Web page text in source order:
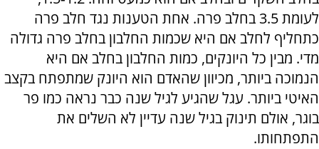
לעומת 3.5 בחלב פרה. אחת הטענות נגד חלב פרה
כתחליף לחלב אם היא שכמות החלבון בחלב פרה גדולה
מדי. מבין כל היונקים, כמות החלבון בחלב אם היא
הנמוכה ביותר, מכיוון שהאדם הוא היונק שמתפתח בקצב
האיטי ביותר. עגל שהגיע לגיל שנה כבר נראה כמו פר
בוגר, אולם תינוק בגיל שנה עדיין לא השלים את
התפתחותו.